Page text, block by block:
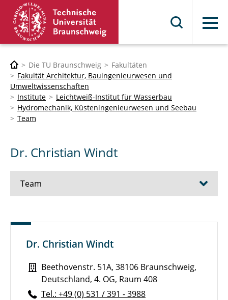
Menü
Die TU Braunschweig
Fakultäten
Fakultät Architektur, Bauingenieurwesen und
Umweltwissenschaften
Institute
Leichtweiß-Institut für Wasserbau
Hydromechanik, Küsteningenieurwesen und Seebau
Team
Dr. Christian Windt
Team
Dr.-Ing. David Schürenkamp
Dr.-Ing. C. Gabriel David
Dr.-Ing. Clemens Krautwald
Dr. Christian Windt
Beethovenstr. 51A, 38106 Braunschweig,
Deutschland, 4. OG, Raum 408
Tel.: +49 (0) 531 / 391 - 3988